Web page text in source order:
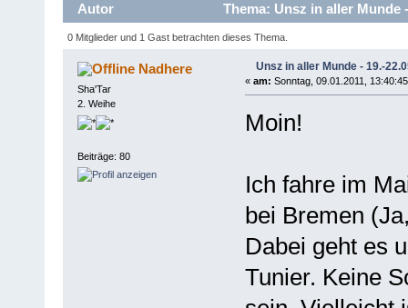
Autor Thema: Unsz in aller Munde
0 Mitglieder und 1 Gast betrachten dieses Thema.
Nadhere
Sha'Tar
2. Weihe
Beiträge: 80
Unsz in aller Munde - 19.-
« am: Sonntag, 09.01.2011,
Moin!
Ich fahre im
bei Bremen
Dabei geht es
Tunier. Keine